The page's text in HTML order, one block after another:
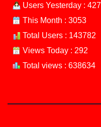
Users Yesterday : 427
This Month : 3053
Total Users : 143782
Views Today : 292
Total views : 638634